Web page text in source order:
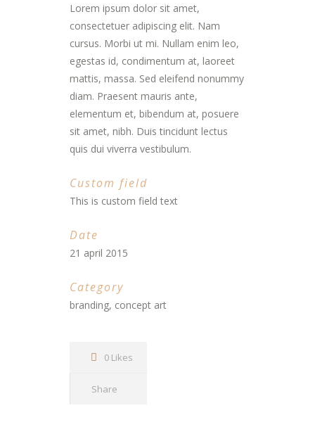
Lorem ipsum dolor sit amet,
consectetuer adipiscing elit. Nam
cursus. Morbi ut mi. Nullam enim leo,
egestas id, condimentum at, laoreet
mattis, massa. Sed eleifend nonummy
diam. Praesent mauris ante,
elementum et, bibendum at, posuere
sit amet, nibh. Duis tincidunt lectus
quis dui viverra vestibulum.
Custom field
This is custom field text
Date
21 april 2015
Category
branding, concept art
0 Likes
Share